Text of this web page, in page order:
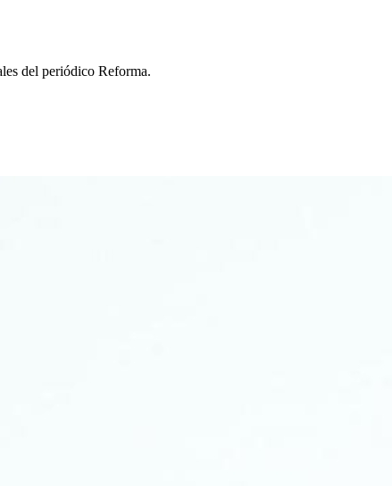
del periódico Reforma.